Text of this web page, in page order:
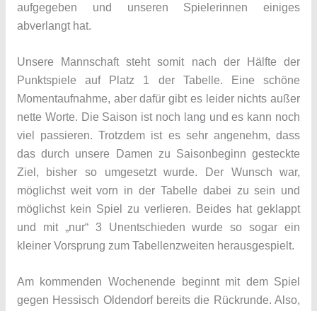
aufgegeben und unseren Spielerinnen einiges
abverlangt hat.
Unsere Mannschaft steht somit nach der Hälfte der
Punktspiele auf Platz 1 der Tabelle. Eine schöne
Momentaufnahme, aber dafür gibt es leider nichts außer
nette Worte. Die Saison ist noch lang und es kann noch
viel passieren. Trotzdem ist es sehr angenehm, dass
das durch unsere Damen zu Saisonbeginn gesteckte
Ziel, bisher so umgesetzt wurde. Der Wunsch war,
möglichst weit vorn in der Tabelle dabei zu sein und
möglichst kein Spiel zu verlieren. Beides hat geklappt
und mit „nur“ 3 Unentschieden wurde so sogar ein
kleiner Vorsprung zum Tabellenzweiten herausgespielt.
Am kommenden Wochenende beginnt mit dem Spiel
gegen Hessisch Oldendorf bereits die Rückrunde. Also,